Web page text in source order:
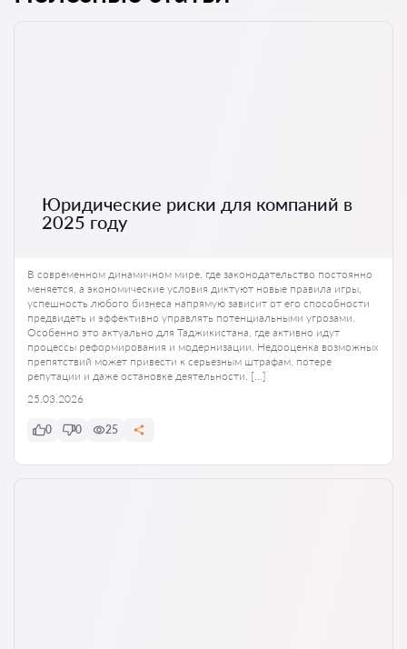
Юридические риски для компаний в
2025 году
В современном динамичном мире, где законодательство постоянно
меняется, а экономические условия диктуют новые правила игры,
успешность любого бизнеса напрямую зависит от его способности
предвидеть и эффективно управлять потенциальными угрозами.
Особенно это актуально для Таджикистана, где активно идут
процессы реформирования и модернизации. Недооценка возможных
препятствий может привести к серьезным штрафам, потере
репутации и даже остановке деятельности. […]
25.03.2026
0 0 25